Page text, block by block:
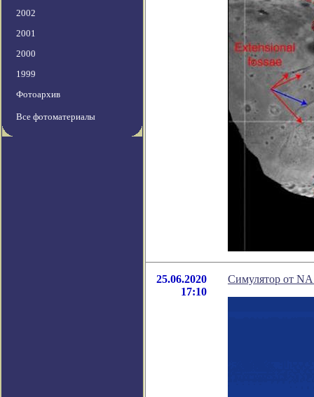
2002
2001
2000
1999
Фотоархив
Все фотоматериалы
25.06.2020
17:10
Симулятор от